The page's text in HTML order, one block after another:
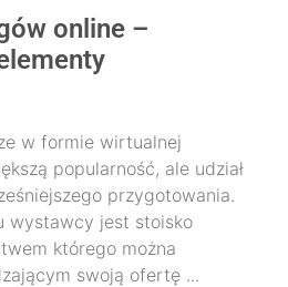
online –
w formie wirtualnej
popularność, ale udział
przygotowania.
wystawcy jest stoisko
którego można
swoją ofertę ...